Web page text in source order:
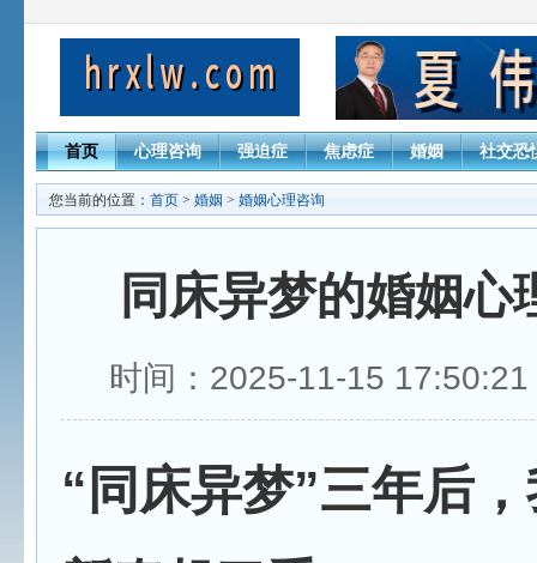
首页 心理咨询 强迫症 焦虑症 婚姻 社交恐
您当前的位置： 首页 > 婚姻 > 婚姻心理咨询
同床异梦的婚姻心
时间：2025-11-15
“同床异梦”三年后